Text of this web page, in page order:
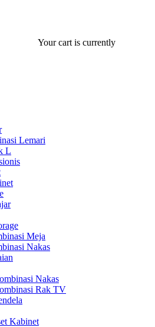
Your cart is currently
Lemari
L
Meja
Nakas
Nakas
Rak TV
Kabinet